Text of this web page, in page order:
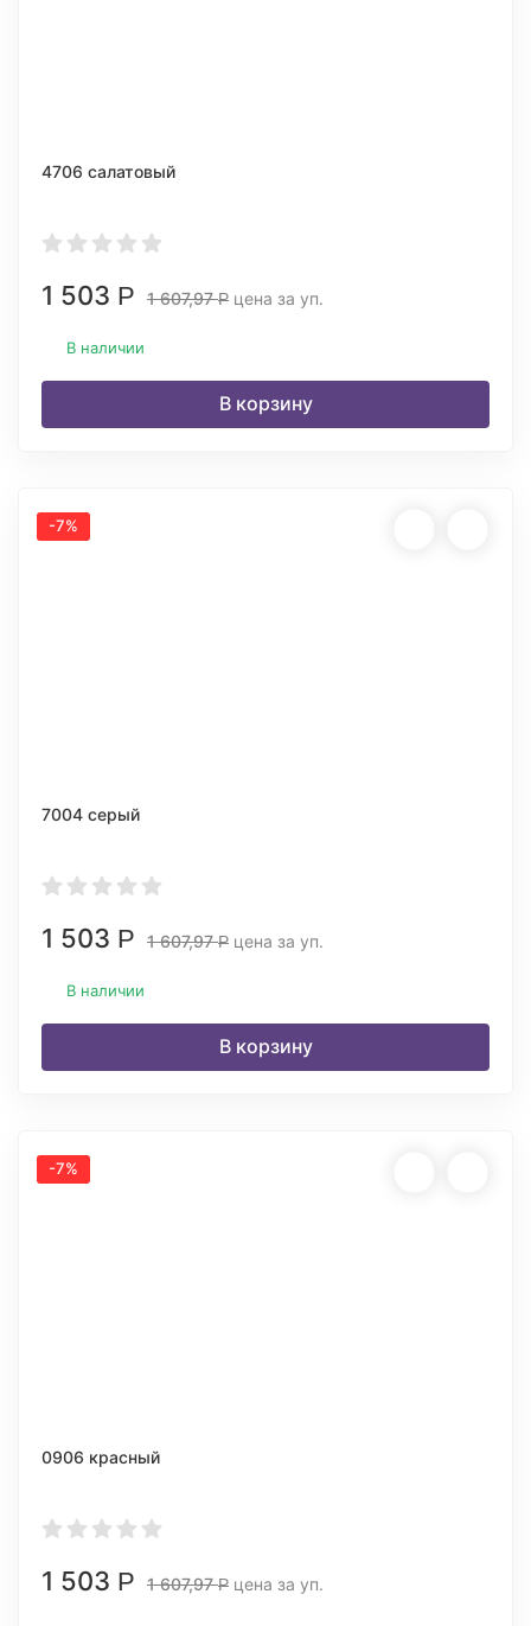
4706 салатовый
1 503 Р 1 607,97Р цена за уп.
В наличии
В корзину
-7%
7004 серый
1 503 Р 1 607,97Р цена за уп.
В наличии
В корзину
-7%
0906 красный
1 503 Р 1 607,97Р цена за уп.